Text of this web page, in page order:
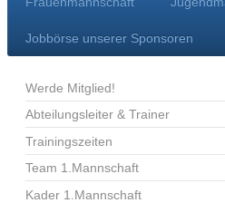
Jobbörse unserer Sponsoren
Werde Mitglied!
Abteilungsleiter & Trainer
Trainingszeiten
Team 1.Mannschaft
Kader 1.Mannschaft